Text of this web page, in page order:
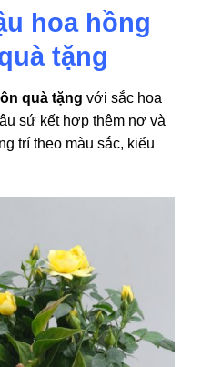
hoa hồng
tặng
quà tặng với sắc hoa
sứ kết hợp thêm nơ và
trí theo màu sắc, kiểu